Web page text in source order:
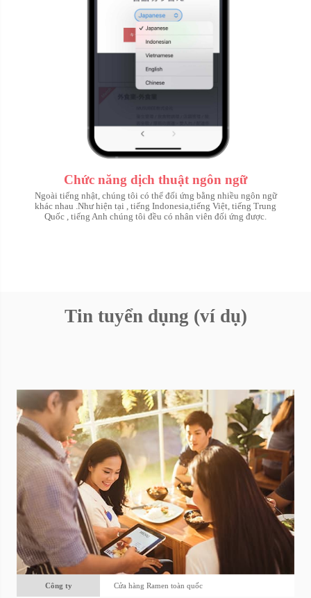
Chức năng dịch thuật ngôn ngữ
Ngoài tiếng nhật, chúng tôi có thể đối ứng bằng nhiều ngôn ngữ
khác nhau .Như hiện tại , tiếng Indonesia,tiếng Việt, tiếng Trung
Quốc , tiếng Anh chúng tôi đều có nhân viên đối ứng được.
Tin tuyển dụng (ví dụ)
Công ty Cửa hàng Ramen toàn quốc